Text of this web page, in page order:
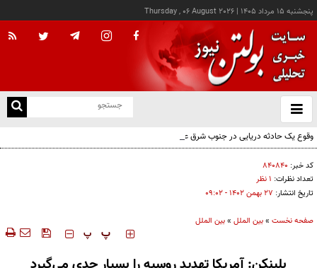
پنجشنبه ۱۵ مرداد ۱۴۰۵ |
Thursday , 06 August 2026
باز
و
وقوع یک حادثه دریایی در جنوب شرق عدن
کد خبر: ۸۴۰۸۴۰
تعداد نظرات: ۱ نظر
تاریخ انتشار: ۲۷ بهمن ۱۴۰۲ - ۰۹:۰۲
صفحه نخست »بین الملل »بین الملل
‍‍‍ پ پ